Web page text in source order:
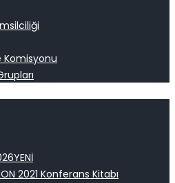
Komisyonu
2021 Konferans Kitabı